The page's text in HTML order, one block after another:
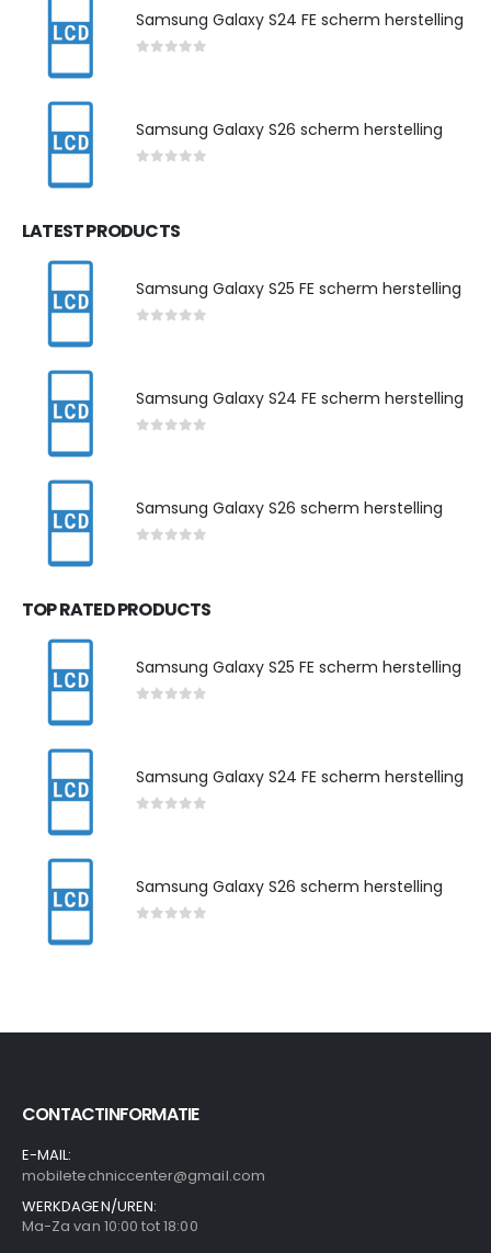
Samsung Galaxy S24 FE scherm herstelling
Samsung Galaxy S26 scherm herstelling
LATEST PRODUCTS
Samsung Galaxy S25 FE scherm herstelling
Samsung Galaxy S24 FE scherm herstelling
Samsung Galaxy S26 scherm herstelling
TOP RATED PRODUCTS
Samsung Galaxy S25 FE scherm herstelling
Samsung Galaxy S24 FE scherm herstelling
Samsung Galaxy S26 scherm herstelling
CONTACTINFORMATIE
E-MAIL:
mobiletechniccenter@gmail.com
WERKDAGEN/UREN:
Ma-Za van 10:00 tot 18:00